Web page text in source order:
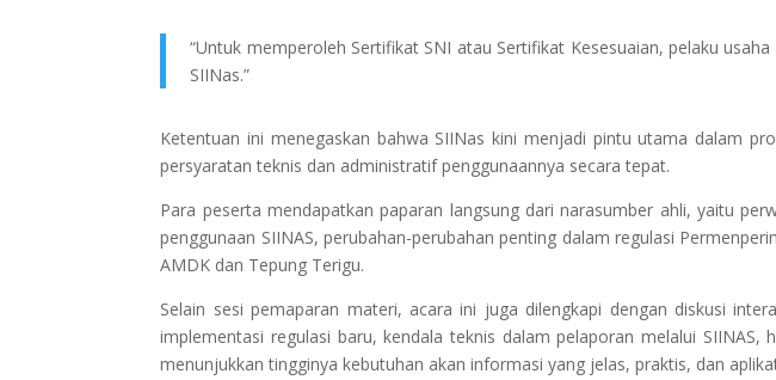
“Untuk memperoleh Sertifikat SNI atau Sertifikat Kesesuaian, pelaku
SIINas.”
Ketentuan ini menegaskan bahwa SIINas kini menjadi pintu utama dalam
persyaratan teknis dan administratif penggunaannya secara tepat.
Para peserta mendapatkan paparan langsung dari narasumber ahli, yaitu
penggunaan SIINAS, perubahan-perubahan penting dalam regulasi
AMDK dan Tepung Terigu.
Selain sesi pemaparan materi, acara ini juga dilengkapi dengan diskusi
implementasi regulasi baru, kendala teknis dalam pelaporan melalui
menunjukkan tingginya kebutuhan akan informasi yang jelas, praktis, dan